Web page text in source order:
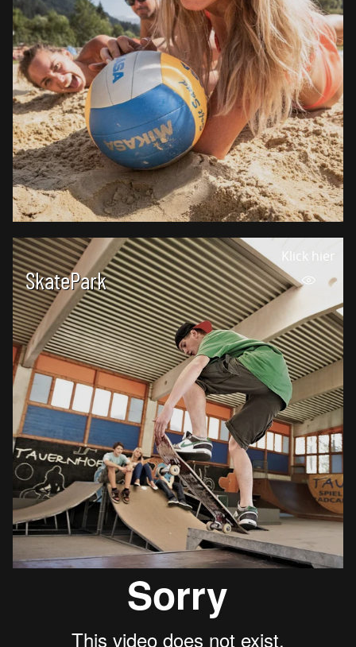
Klick hier
SkatePark